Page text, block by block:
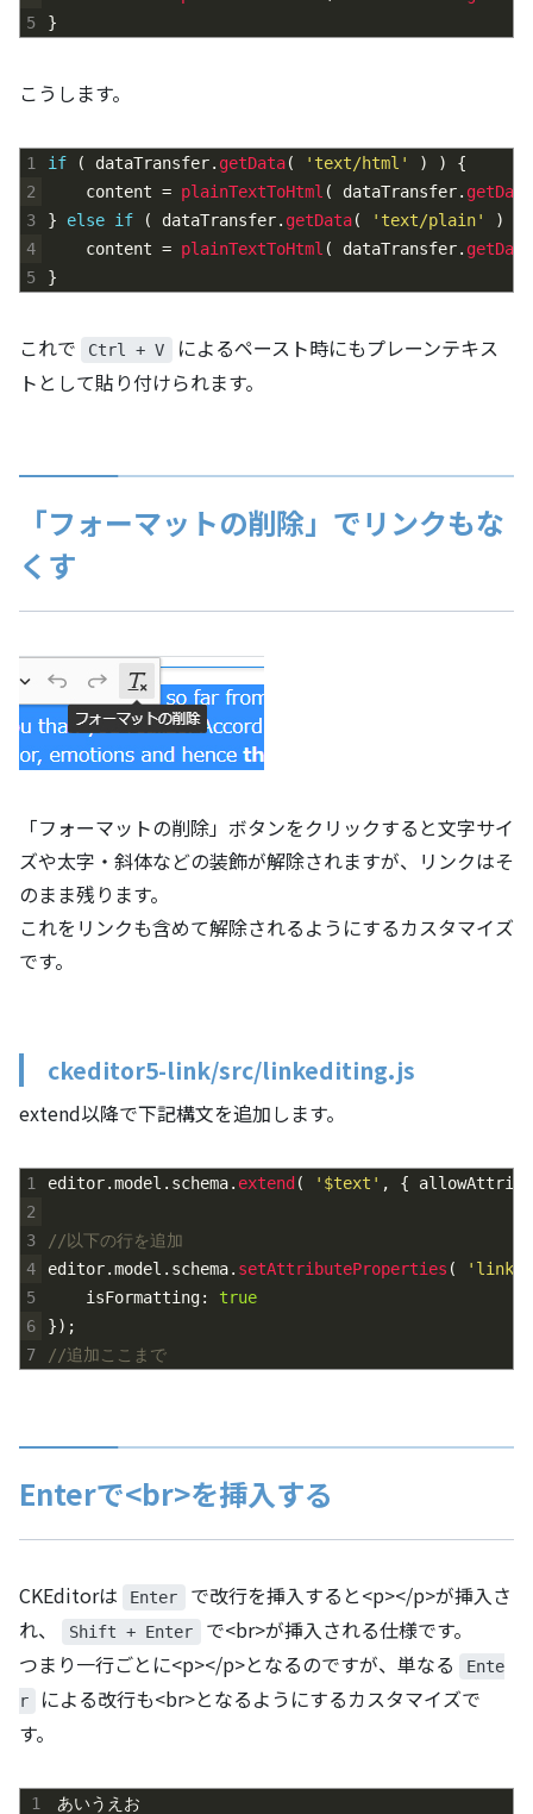
5
}
こうします。
1
2
3
4
5
if ( dataTransfer. getData( 'text/html' ) )
{
content = plainTextToHtml ( dataTransfer. getData
}
else if ( dataTransfer. getData( 'text/plain' )
content = plainTextToHtml ( dataTransfer. getData
}
これで Ctrl + V
によるペースト時にもプレーンテキス
トとして貼り付けられます。
「フォーマットの削除」でリンクもな
くす
「フォーマットの削除」ボタンをクリックすると文字サイ
ズや太字・斜体などの装飾が解除されますが、リンクはそ
のまま残ります。
これをリンクも含めて解除されるようにするカスタマイズ
です。
ckeditor5-link/src/linkediting.js
extend以降で下記構文を追加します。
1
2
3
4
5
6
7
editor.model . schema. extend ( '$text' , {
//以下の行を追加
editor.model . schema. setAttributeProperties (
isFormatting:
true
}) ;
//追加ここまで
Enterで<br>を挿入する
CKEditorは Enter
で改行を挿入すると<p></p>が挿入さ
れ、
Shift + Enter
で<br>が挿入される仕様です。
つまり一行ごとに<p></p>となるのですが、単なる
Ente
r
による改行も<br>となるようにするカスタマイズで
す。
1
あいうえお